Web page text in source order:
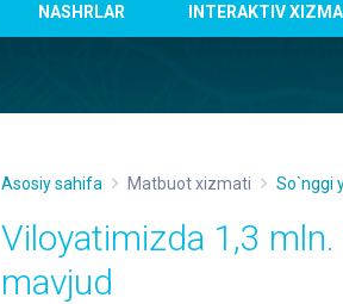
NASHRLAR INTERAKTIV
Asosiy sahifa Matbuot xizmati So`nggi
Viloyatimizda 1,3
mavjud